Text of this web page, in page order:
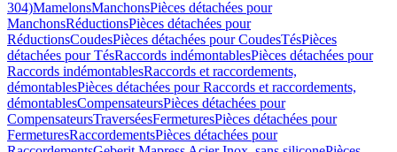
304)MamelonsManchonsPièces détachées pour
ManchonsRéductionsPièces détachées pour
RéductionsCoudesPièces détachées pour CoudesTésPièces
détachées pour TésRaccords indémontablesPièces détachées pour
Raccords indémontablesRaccords et raccordements,
démontablesPièces détachées pour Raccords et raccordements,
démontablesCompensateursPièces détachées pour
CompensateursTraverséesFermeturesPièces détachées pour
FermeturesRaccordementsPièces détachées pour